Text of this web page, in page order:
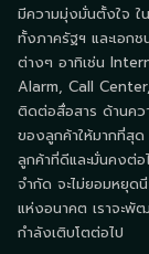
มีความมุ่งมั่นตั้งใจ ใ
ทั้งภาครัฐฯ และเอกช
ต่างๆ อาทิเช่น
Alarm, Call
ติดต่อสื่อสาร ด้านค
ของลูกค้าให้มากที่สุด
ลูกค้าที่ดีและมั่นคงต่อ
จำกัด จะไม่ยอมหยุด
แห่งอนาคต เราจะพั
กำลังเติบโตต่อไป